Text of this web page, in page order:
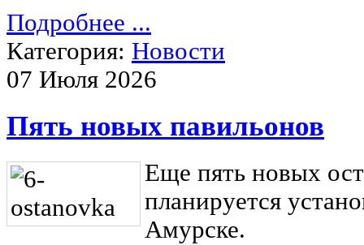
Подробнее ...
Категория: Новости
07 Июля 2026
Пять новых павильонов
Еще пять новых
планируется
Амурске.